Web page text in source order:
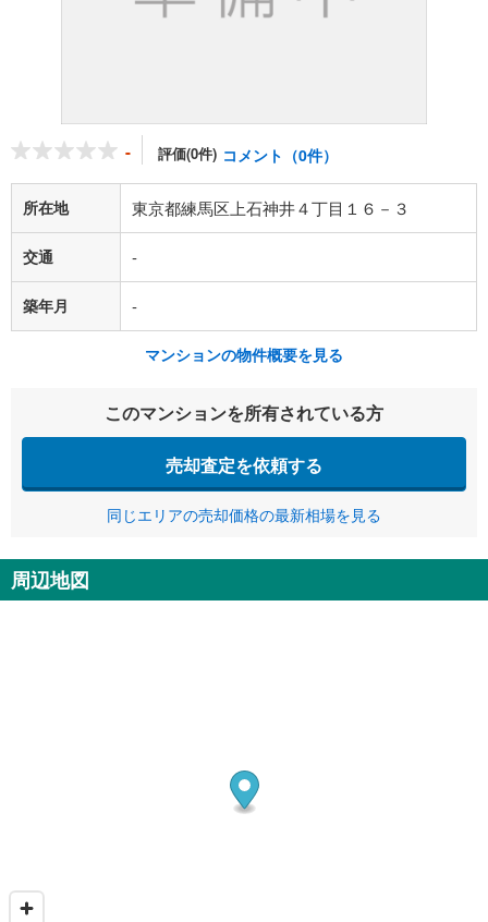
- 評価(0件) コメント（0件）
所在地 東京都練馬区上石神井４丁目１６－３
交通 -
築年月 -
マンションの物件概要を見る
このマンションを所有されている方
売却査定を依頼する
同じエリアの売却価格の最新相場を見る
周辺地図